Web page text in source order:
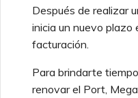
Después de realizar
inicia un nuevo plazo
facturación.
Para brindarte
renovar el Port,